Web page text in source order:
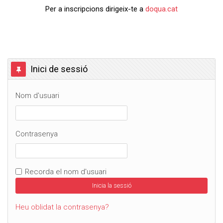
Per a inscripcions dirigeix-te a doqua.cat
Omet Inici de sessió
Inici de sessió
Nom d'usuari
Contrasenya
Recorda el nom d'usuari
Heu oblidat la contrasenya?